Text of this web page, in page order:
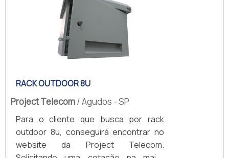
manutenção.Esta categoria de rack é
uma excelente alternativa para
empresas que contam com ambiente
reduzidos, devido ele ajudar no melhor
aproveitamento da área do local. O p.
RACK OUTDOOR 8U
Project Telecom/ Agudos - SP
Para o cliente que busca por rack
outdoor 8u, conseguirá encontrar no
website da Project Telecom.